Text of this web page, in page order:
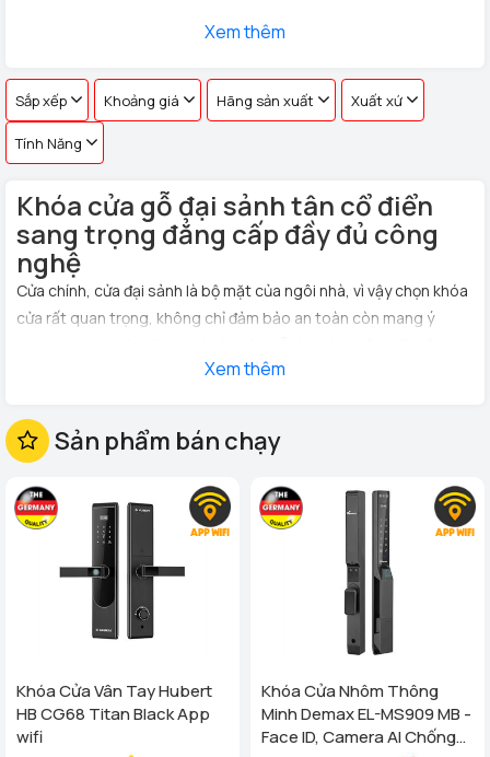
có kiểu dáng đa dạng, thể phù hợp với mọi chất liệu cửa của gia
đình bạn.
Xem thêm
Sắp xếp Khoảng giá Hãng sản xuất Xuất xứ
Tính Năng
Khóa cửa gỗ đại sảnh tân cổ điển
sang trọng đẳng cấp đầy đủ công
nghệ
Cửa chính, cửa đại sảnh là bộ mặt của ngôi nhà, vì vậy chọn khóa
cửa rất quan trọng, không chỉ đảm bảo an toàn còn mang ý
hợp vân tay, mã số, thẻ từ, điều khiển từ xa bằng điện thoại
cấp cho gia chủ. Cửa đẹp phải có khóa xịn....
Xem thêm
Sản phẩm bán chạy
Khóa Cửa Vân Tay Hubert
HB CG68 Titan Black App
wifi
Khóa Cửa Nhôm Thông
Minh Demax EL-MS909 MB -
Face ID, Camera AI Chống